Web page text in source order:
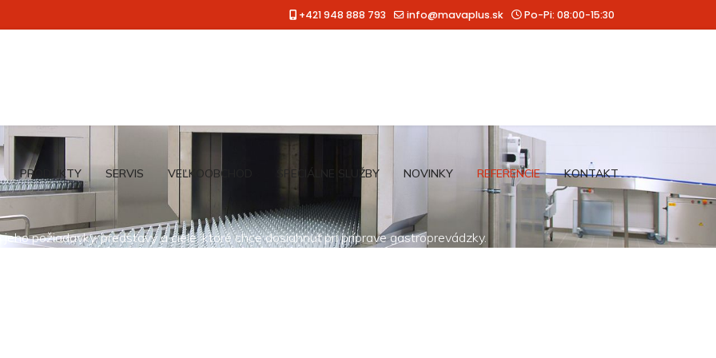
+421 948 888 793 info@mavaplus.sk Po-Pi: 08:00-15:30
PRODUKTY SERVIS VEĽKOOBCHOD ŠPECIÁLNE SLUŽBY NOVINKY REFERENCIE KONTAKT
požiadavky, predstavy a ciele, ktoré chce dosiahnuť pri príprave gastroprevádzky.